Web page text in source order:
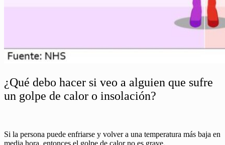
¿Qué debo hacer si veo a alguien que sufre
un golpe de calor o insolación?
Si la persona puede enfriarse y volver a una temperatura más baja en